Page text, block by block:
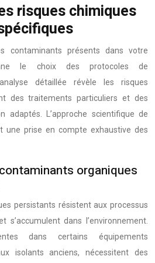
risques chimiques
contaminants présents dans votre
le choix des protocoles de
détaillée révèle les risques
des traitements particuliers et des
adaptés. L’approche scientifique de
une prise en compte exhaustive des
organiques
persistants résistent aux processus
s’accumulent dans l’environnement.
dans certains équipements
isolants anciens, nécessitent des